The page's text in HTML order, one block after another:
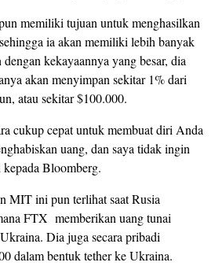
memiliki tujuan untuk menghasilkan
ia akan memiliki lebih banyak
kekayaannya yang besar, dia
akan menyimpan sekitar 1% dari
atau sekitar $100.000.
cukup cepat untuk membuat diri Anda
uang, dan saya tidak ingin
Bloomberg.
MIT ini pun terlihat saat Rusia
FTX memberikan uang tunai
Dia juga secara pribadi
dalam bentuk tether ke Ukraina.